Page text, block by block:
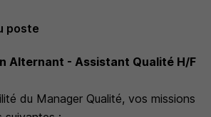
poste
Alternant - Assistant Qualité H/F
du Manager Qualité, vos missions